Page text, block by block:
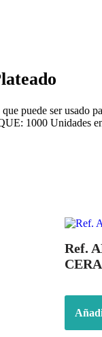
que puede ser
1000 Unidades
Ref.
CERA